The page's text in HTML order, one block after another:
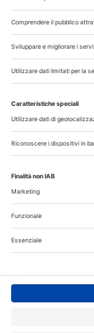
Contatti
Note Legali
Privacy
©2026 Edra
| Tel. 02/
20134 Milano
Registrazione
5/05/2022